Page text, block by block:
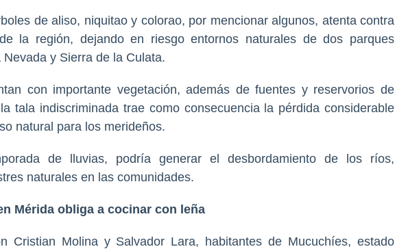
de aliso, niquitao y colorao, por mencionar algunos, atenta contra
la región, dejando en riesgo entornos naturales de dos parques
y Sierra de la Culata.
con importante vegetación, además de fuentes y reservorios de
tala indiscriminada trae como consecuencia la pérdida considerable
natural para los merideños.
de lluvias, podría generar el desbordamiento de los ríos,
naturales en las comunidades.
Mérida obliga a cocinar con leña
Cristian Molina y Salvador Lara, habitantes de Mucuchíes, estado